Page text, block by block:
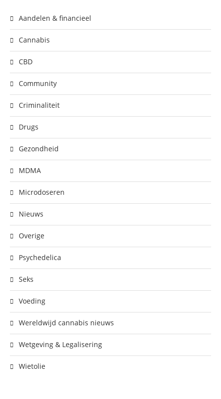
Aandelen & financieel
Cannabis
CBD
Community
Criminaliteit
Drugs
Gezondheid
MDMA
Microdoseren
Nieuws
Overige
Psychedelica
Seks
Voeding
Wereldwijd cannabis nieuws
Wetgeving & Legalisering
Wietolie